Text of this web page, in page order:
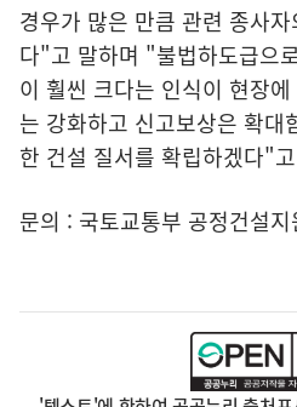
경우가 많은 만큼 관련 종사
다"고 말하며 "불법하도급으
이 훨씬 크다는 인식이 현장
는 강화하고 신고보상은 확대
한 건설 질서를 확립하겠다"
문의 : 국토교통부 공정건설